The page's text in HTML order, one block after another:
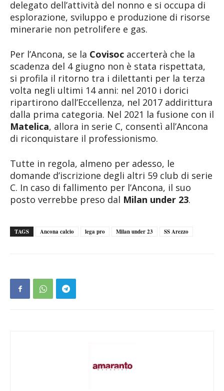
delegato dell’attività del nonno e si occupa di
esplorazione, sviluppo e produzione di risorse
minerarie non petrolifere e gas.
Per l’Ancona, se la Covisoc accerterà che la
scadenza del 4 giugno non è stata rispettata,
si profila il ritorno tra i dilettanti per la terza
volta negli ultimi 14 anni: nel 2010 i dorici
ripartirono dall’Eccellenza, nel 2017 addirittura
dalla prima categoria. Nel 2021 la fusione con il
Matelica, allora in serie C, consentì all’Ancona
di riconquistare il professionismo.
Tutte in regola, almeno per adesso, le
domande d’iscrizione degli altri 59 club di serie
C. In caso di fallimento per l’Ancona, il suo
posto verrebbe preso dal Milan under 23.
TAGS Ancona calcio lega pro Milan under 23 SS Arezzo